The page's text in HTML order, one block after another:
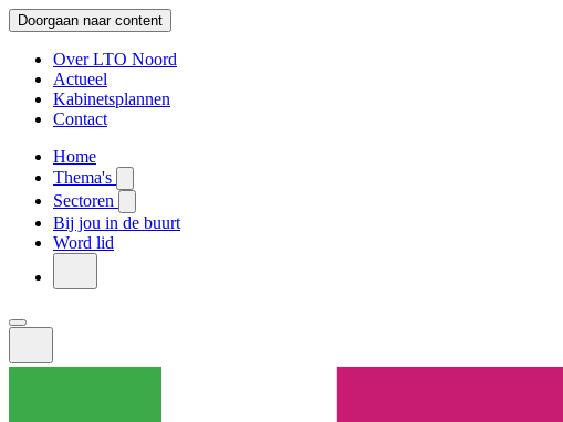
Doorgaan naar content
Over LTO Noord
Actueel
Kabinetsplannen
Contact
Home
Thema's
Sectoren
Bij jou in de buurt
Word lid